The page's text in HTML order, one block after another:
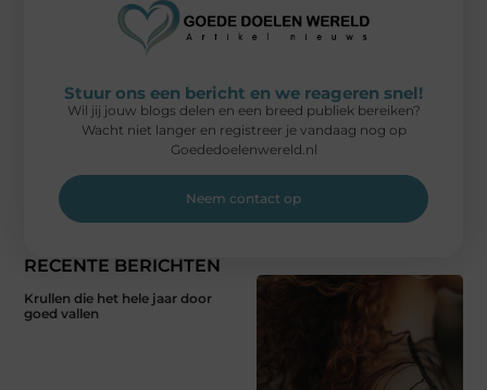
RECENTE BERICHTEN
Krullen die het hele jaar door
goed vallen
Stuur ons een bericht en we reageren snel!
Wil jij jouw blogs delen en een breed publiek bereiken?
Wacht niet langer en registreer je vandaag nog op
Goededoelenwereld.nl
Neem contact op